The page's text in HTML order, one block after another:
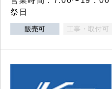
祭日
販売可 工事・取付可